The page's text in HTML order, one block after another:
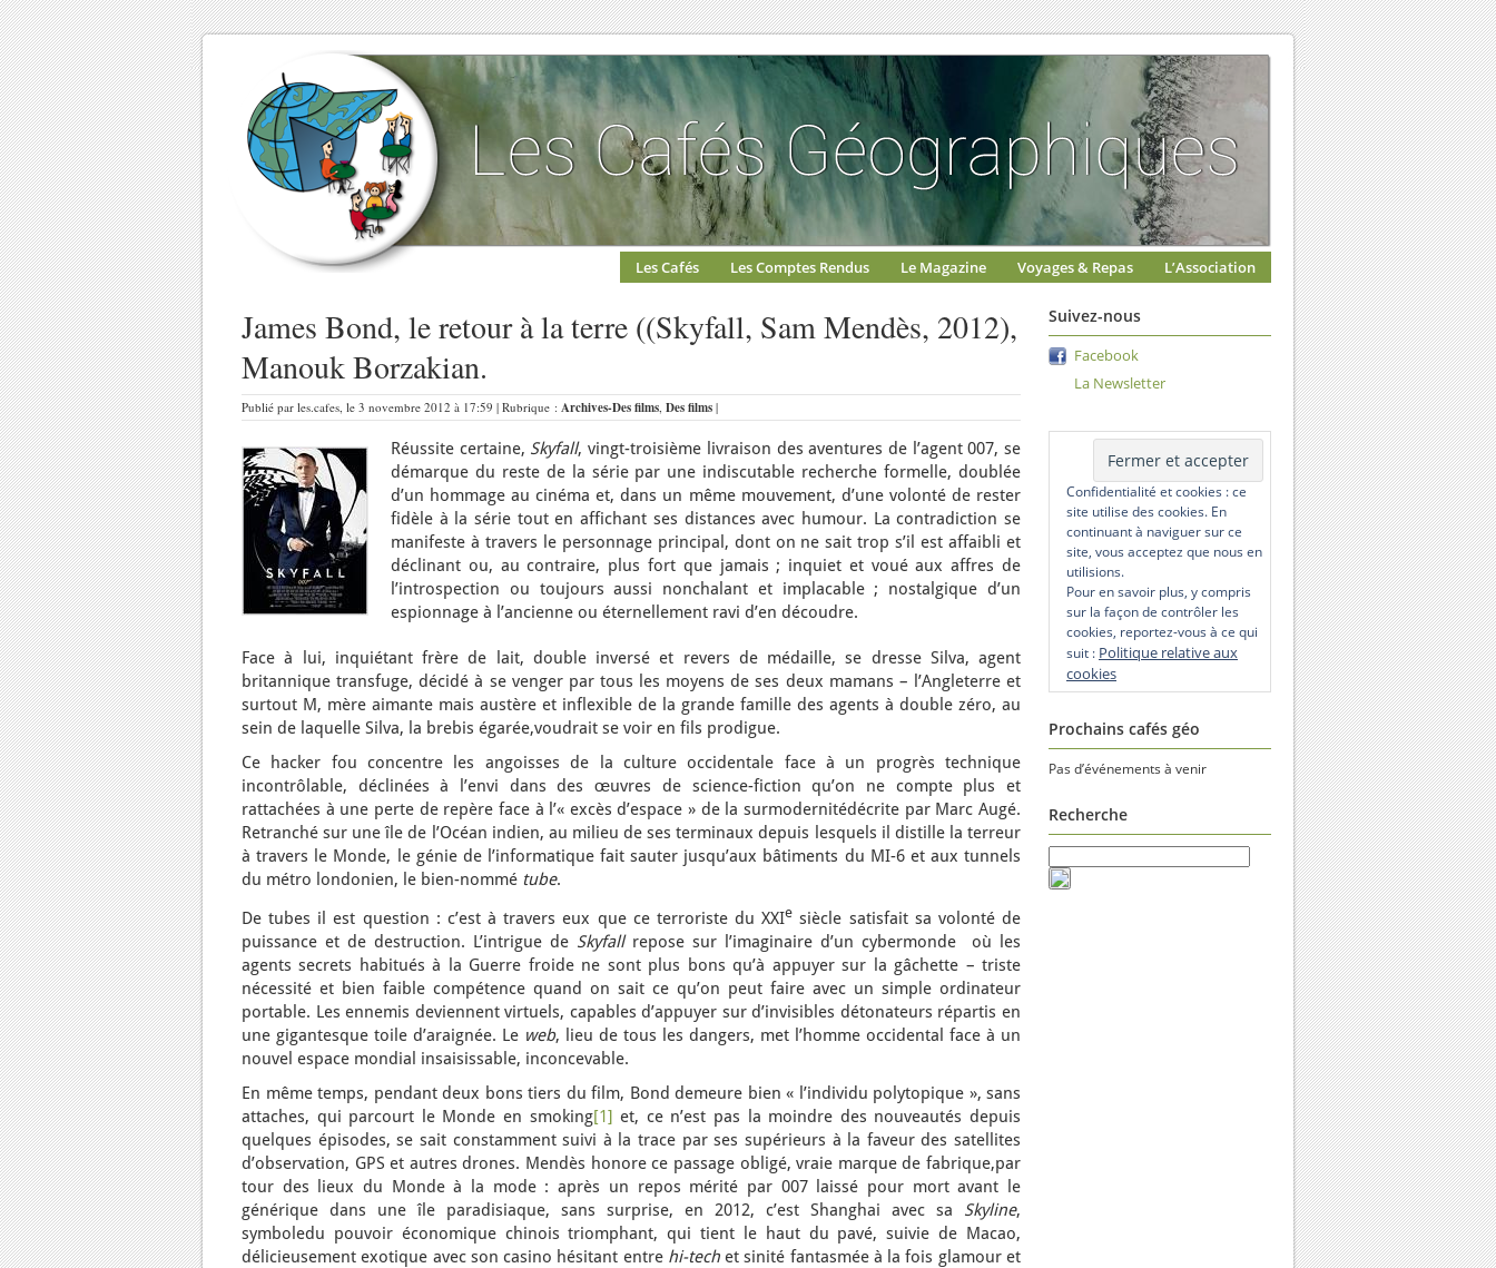
Les Cafés Les Comptes Rendus Le Magazine Voyages & Repas L’Association
James Bond, le retour à la terre ((Skyfall, Sam Mendès, 2012),
Manouk Borzakian.
Publié par les.cafes, le 3 novembre 2012 à 17:59 | Rubrique : Archives-Des films, Des films |
Réussite certaine, Skyfall, vingt-troisième livraison des aventures de l’agent 007, se
démarque du reste de la série par une indiscutable recherche formelle, doublée
d’un hommage au cinéma et, dans un même mouvement, d’une volonté de rester
fidèle à la série tout en affichant ses distances avec humour. La contradiction se
manifeste à travers le personnage principal, dont on ne sait trop s’il est affaibli et
déclinant ou, au contraire, plus fort que jamais ; inquiet et voué aux affres de
l’introspection ou toujours aussi nonchalant et implacable ; nostalgique d’un
espionnage à l’ancienne ou éternellement ravi d’en découdre.
Face à lui, inquiétant frère de lait, double inversé et revers de médaille, se dresse Silva, agent
britannique transfuge, décidé à se venger par tous les moyens de ses deux mamans – l’Angleterre et
surtout M, mère aimante mais austère et inflexible de la grande famille des agents à double zéro, au
sein de laquelle Silva, la brebis égarée,voudrait se voir en fils prodigue.
Ce hacker fou concentre les angoisses de la culture occidentale face à un progrès technique
incontrôlable, déclinées à l’envi dans des œuvres de science-fiction qu’on ne compte plus et
rattachées à une perte de repère face à l’« excès d’espace » de la surmodernitédécrite par Marc Augé.
Retranché sur une île de l’Océan indien, au milieu de ses terminaux depuis lesquels il distille la terreur
à travers le Monde, le génie de l’informatique fait sauter jusqu’aux bâtiments du MI-6 et aux tunnels
du métro londonien, le bien-nommé tube.
De tubes il est question : c’est à travers eux que ce terroriste du XXIe siècle satisfait sa volonté de
puissance et de destruction. L’intrigue de Skyfallrepose sur l’imaginaire d’un cybermonde où les
agents secrets habitués à la Guerre froide ne sont plus bons qu’à appuyer sur la gâchette – triste
nécessité et bien faible compétence quand on sait ce qu’on peut faire avec un simple ordinateur
portable. Les ennemis deviennent virtuels, capables d’appuyer sur d’invisibles détonateurs répartis en
une gigantesque toile d’araignée. Le web, lieu de tous les dangers, met l’homme occidental face à un
nouvel espace mondial insaisissable, inconcevable.
En même temps, pendant deux bons tiers du film, Bond demeure bien « l’individu polytopique », sans
attaches, qui parcourt le Monde en smoking[1] et, ce n’est pas la moindre des nouveautés depuis
quelques épisodes, se sait constamment suivi à la trace par ses supérieurs à la faveur des satellites
d’observation, GPS et autres drones. Mendès honore ce passage obligé, vraie marque de fabrique,par
tour des lieux du Monde à la mode : après un repos mérité par 007 laissé pour mort avant le
générique dans une île paradisiaque, sans surprise, en 2012, c’est Shanghai avec sa Skyline,
symboledu pouvoir économique chinois triomphant, qui tient le haut du pavé, suivie de Macao,
délicieusement exotique avec son casino hésitant entre hi-techet sinité fantasmée à la fois glamour et
Suivez-nous
Facebook
La Newsletter
Confidentialité et cookies : ce
site utilise des cookies. En
continuant à naviguer sur ce
site, vous acceptez que nous en
utilisions.
Pour en savoir plus, y compris
sur la façon de contrôler les
cookies, reportez-vous à ce qui
suit : Politique relative aux
cookies
Prochains cafés géo
Pas d’événements à venir
Recherche